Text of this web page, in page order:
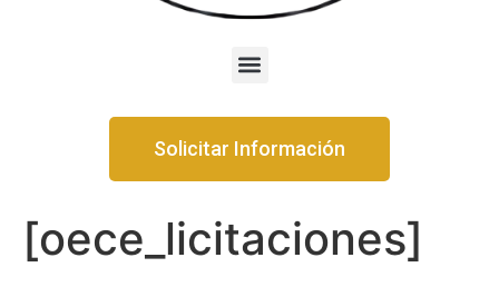
Solicitar Información
[oece_licitaciones]